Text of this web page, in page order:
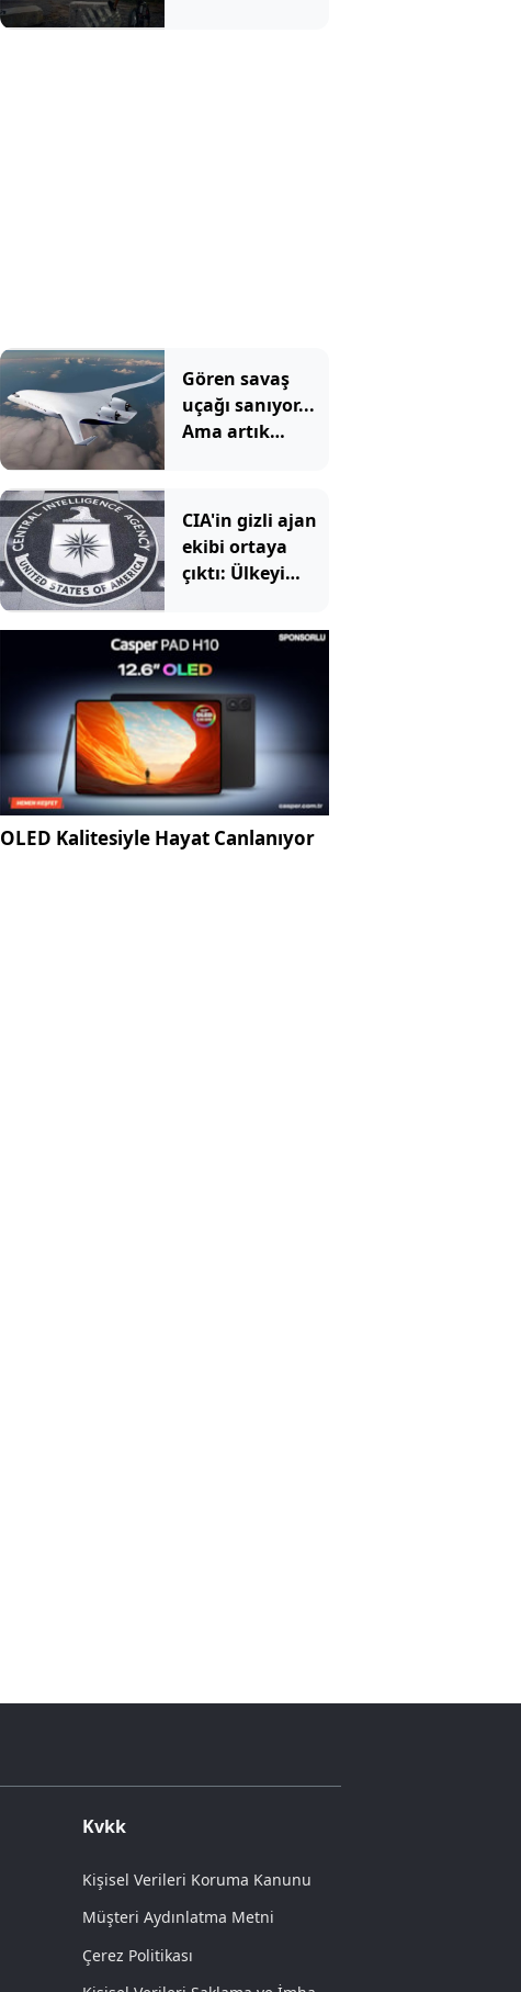
Gören savaş
uçağı sanıyor...
Ama artık
CIA'in gizli ajan
ekibi ortaya
çıktı: Ülkeyi
göreve
başladılar
OLED Kalitesiyle Hayat Canlanıyor
Kvkk
Kişisel Verileri Koruma Kanunu
Müşteri Aydınlatma Metni
Çerez Politikası